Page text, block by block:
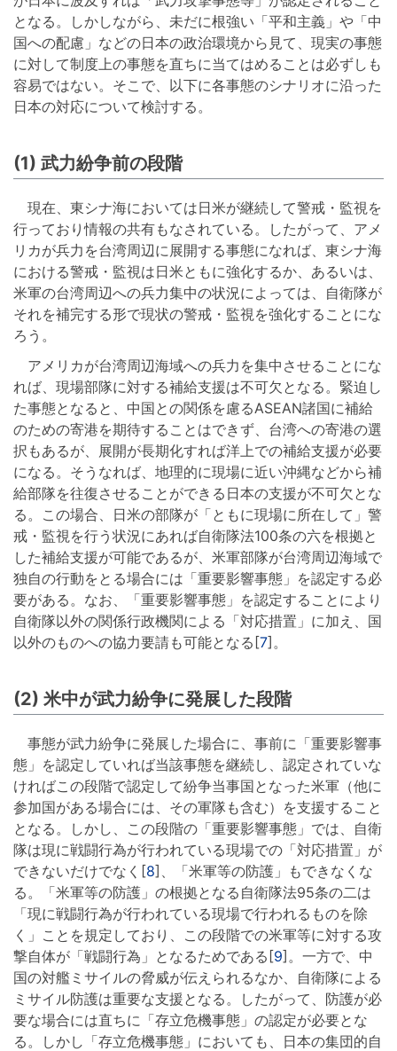
となる。しかしながら、未だに根強い「平和主義」や「中
国への配慮」などの日本の政治環境から見て、現実の事態
に対して制度上の事態を直ちに当てはめることは必ずしも
容易ではない。そこで、以下に各事態のシナリオに沿った
日本の対応について検討する。
(1) 武力紛争前の段階
現在、東シナ海においては日米が継続して警戒・監視を
行っており情報の共有もなされている。したがって、アメ
リカが兵力を台湾周辺に展開する事態になれば、東シナ海
における警戒・監視は日米ともに強化するか、あるいは、
米軍の台湾周辺への兵力集中の状況によっては、自衛隊が
それを補完する形で現状の警戒・監視を強化することにな
ろう。
アメリカが台湾周辺海域への兵力を集中させることにな
れば、現場部隊に対する補給支援は不可欠となる。緊迫し
た事態となると、中国との関係を慮るASEAN諸国に補給
のための寄港を期待することはできず、台湾への寄港の選
択もあるが、展開が長期化すれば洋上での補給支援が必要
になる。そうなれば、地理的に現場に近い沖縄などから補
給部隊を往復させることができる日本の支援が不可欠とな
る。この場合、日米の部隊が「ともに現場に所在して」警
戒・監視を行う状況にあれば自衛隊法100条の六を根拠と
した補給支援が可能であるが、米軍部隊が台湾周辺海域で
独自の行動をとる場合には「重要影響事態」を認定する必
要がある。なお、「重要影響事態」を認定することにより
自衛隊以外の関係行政機関による「対応措置」に加え、国
以外のものへの協力要請も可能となる[7]。
(2) 米中が武力紛争に発展した段階
事態が武力紛争に発展した場合に、事前に「重要影響事
態」を認定していれば当該事態を継続し、認定されていな
ければこの段階で認定して紛争当事国となった米軍（他に
参加国がある場合には、その軍隊も含む）を支援すること
となる。しかし、この段階の「重要影響事態」では、自衛
隊は現に戦闘行為が行われている現場での「対応措置」が
できないだけでなく[8]、「米軍等の防護」もできなくな
る。「米軍等の防護」の根拠となる自衛隊法95条の二は
「現に戦闘行為が行われている現場で行われるものを除
く」ことを規定しており、この段階での米軍等に対する攻
撃自体が「戦闘行為」となるためである[9]。一方で、中
国の対艦ミサイルの脅威が伝えられるなか、自衛隊による
ミサイル防護は重要な支援となる。したがって、防護が必
要な場合には直ちに「存立危機事態」の認定が必要とな
る。しかし「存立危機事態」においても、日本の集団的自